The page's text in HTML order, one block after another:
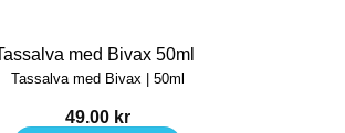
Tassalva med Bivax | 50ml
49.00 kr